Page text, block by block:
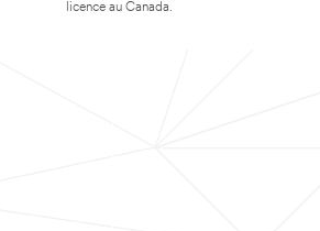
licence au Canada.